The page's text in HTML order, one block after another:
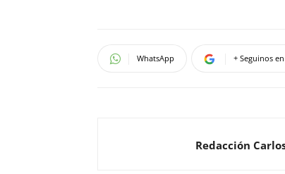
WhatsApp + Seguinos
Redacción